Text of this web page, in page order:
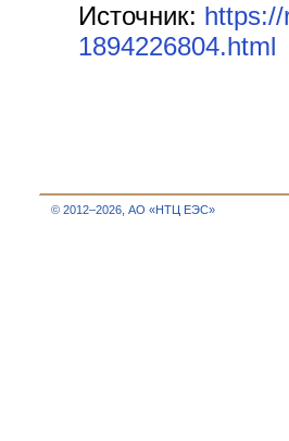
Источник:
1894226804.html
© 2012–2026, АО «НТЦ ЕЭС»